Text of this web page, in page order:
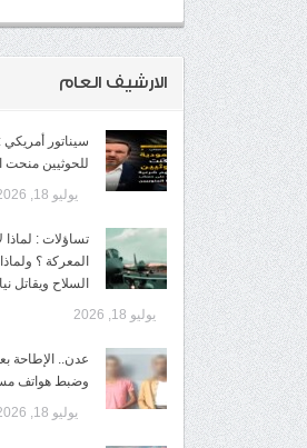
الارشيف العام
سيناتور أمريكي
للحوثيين منحت
يوليو 18, 2026
تساؤلات :
المعركة ؟
السلاح ويقاتل
يوليو 18, 2026
عدن.. الإطاحة
وضبط هواتف
يوليو 18, 2026